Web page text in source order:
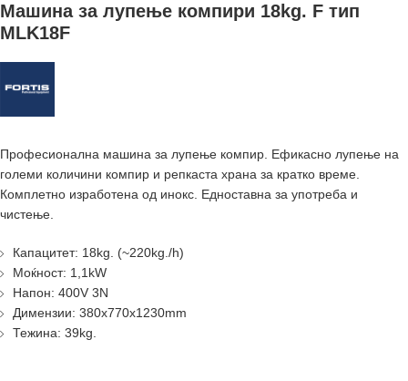
Машина за лупење компири 18kg. F тип
MLK18F
Професионална машина за лупење компир. Ефикасно лупење на
големи количини компир и репкаста храна за кратко време.
Комплетно изработена од инокс. Едноставна за употреба и
чистење.
Капацитет: 18kg. (~220kg./h)
Моќност: 1,1kW
Напон: 400V 3N
Димензии: 380x770x1230mm
Тежина: 39kg.